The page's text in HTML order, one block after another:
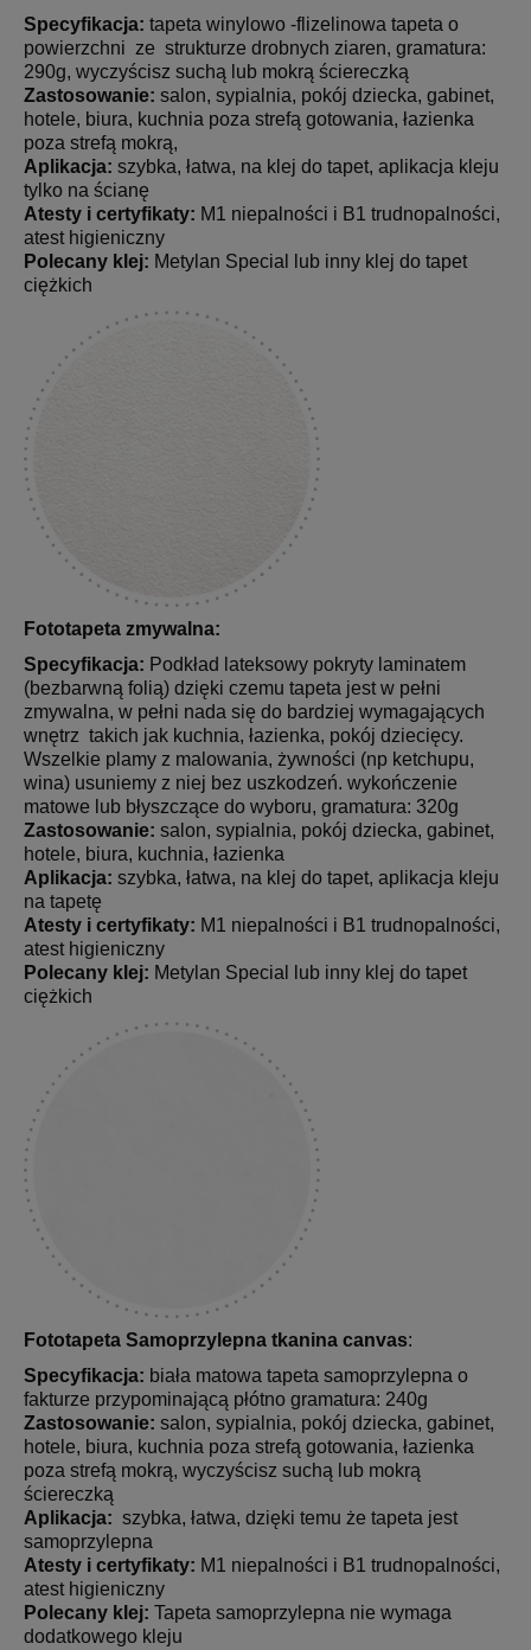
Specyfikacja: tapeta winylowo -flizelinowa tapeta o
powierzchni ze strukturze drobnych ziaren, gramatura:
290g, wyczyścisz suchą lub mokrą ściereczką
Zastosowanie: salon, sypialnia, pokój dziecka, gabinet,
hotele, biura, kuchnia poza strefą gotowania, łazienka
poza strefą mokrą,
Aplikacja: szybka, łatwa, na klej do tapet, aplikacja kleju
tylko na ścianę
Atesty i certyfikaty: M1 niepalności i B1 trudnopalności,
atest higieniczny
Polecany klej: Metylan Special lub inny klej do tapet
ciężkich
Fototapeta zmywalna:
Specyfikacja: Podkład lateksowy pokryty laminatem
(bezbarwną folią) dzięki czemu tapeta jest w pełni
zmywalna, w pełni nada się do bardziej wymagających
wnętrz takich jak kuchnia, łazienka, pokój dziecięcy.
Wszelkie plamy z malowania, żywności (np ketchupu,
wina) usuniemy z niej bez uszkodzeń. wykończenie
matowe lub błyszczące do wyboru, gramatura: 320g
Zastosowanie: salon, sypialnia, pokój dziecka, gabinet,
hotele, biura, kuchnia, łazienka
Aplikacja: szybka, łatwa, na klej do tapet, aplikacja kleju
na tapetę
Atesty i certyfikaty: M1 niepalności i B1 trudnopalności,
atest higieniczny
Polecany klej: Metylan Special lub inny klej do tapet
ciężkich
Fototapeta Samoprzylepna tkanina canvas:
Specyfikacja: biała matowa tapeta samoprzylepna o
fakturze przypominającą płótno gramatura: 240g
Zastosowanie: salon, sypialnia, pokój dziecka, gabinet,
hotele, biura, kuchnia poza strefą gotowania, łazienka
poza strefą mokrą, wyczyścisz suchą lub mokrą
ściereczką
Aplikacja: szybka, łatwa, dzięki temu że tapeta jest
samoprzylepna
Atesty i certyfikaty: M1 niepalności i B1 trudnopalności,
atest higieniczny
Polecany klej: Tapeta samoprzylepna nie wymaga
dodatkowego kleju